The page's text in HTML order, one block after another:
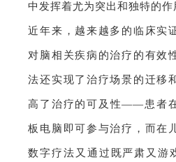
中发挥着尤为突出和独特的作
近年来，越来越多的临床实
对脑相关疾病的治疗的有效
法还实现了治疗场景的迁移
高了治疗的可及性——患者
板电脑即可参与治疗，而在
数字疗法又通过既严肃又游